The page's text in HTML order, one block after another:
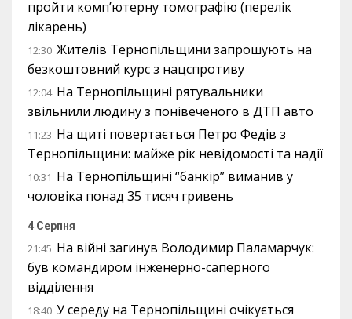
пройти комп’ютерну томографію (перелік
лікарень)
12:30 Жителів Тернопільщини запрошують на
безкоштовний курс з нацспротиву
12:04 На Тернопільщині рятувальники
звільнили людину з понівеченого в ДТП авто
11:23 На щиті повертається Петро Федів з
Тернопільщини: майже рік невідомості та надії
10:31 На Тернопільщині “банкір” виманив у
чоловіка понад 35 тисяч гривень
4 Серпня
21:45 На війні загинув Володимир Паламарчук:
був командиром інженерно-саперного
відділення
18:40 У середу на Тернопільщині очікується